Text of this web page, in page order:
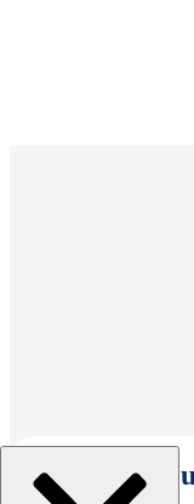
Seleccionar